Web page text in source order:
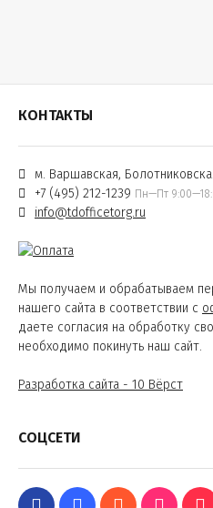
КОНТАКТЫ
м. Варшавская,
+7 (495) 212-1239 Пн—Пт
info@tdofficetorg.ru
Мы получаем и обрабатываем
нашего сайта в соответствии с
даете согласия на обработку
необходимо покинуть наш сайт.
Разработка сайта - 10 Вёрст
СОЦСЕТИ